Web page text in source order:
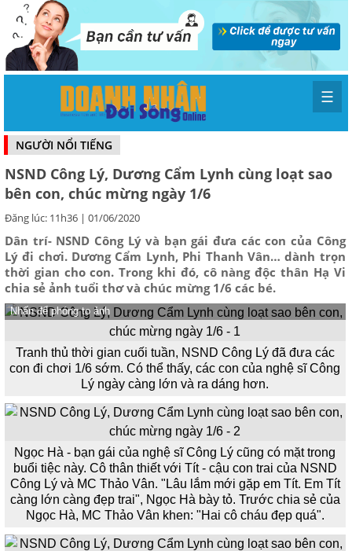
☰
NGƯỜI NỔI TIẾNG
NSND Công Lý, Dương Cẩm Lynh cùng loạt sao
bên con, chúc mừng ngày 1/6
Đăng lúc: 11h36 | 01/06/2020
Dân trí- NSND Công Lý và bạn gái đưa các con của Công
Lý đi chơi. Dương Cẩm Lynh, Phi Thanh Vân… dành trọn
thời gian cho con. Trong khi đó, cô nàng độc thân Hạ Vi
chia sẻ ảnh tuổi thơ và chúc mừng 1/6 các bé.
Nhấn để phóng to ảnh
Tranh thủ thời gian cuối tuần, NSND Công Lý đã đưa các
con đi chơi 1/6 sớm. Có thể thấy, các con của nghệ sĩ Công
Lý ngày càng lớn và ra dáng hơn.
Ngọc Hà - bạn gái của nghệ sĩ Công Lý cũng có mặt trong
buổi tiệc này. Cô thân thiết với Tít - cậu con trai của NSND
Công Lý và MC Thảo Vân. "Lâu lắm mới gặp em Tít. Em Tít
càng lớn càng đẹp trai", Ngọc Hà bày tỏ. Trước chia sẻ của
Ngọc Hà, MC Thảo Vân khen: "Hai cô cháu đẹp quá".